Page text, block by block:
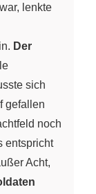
lenkte
Der
sich
gefallen
noch
entspricht
Acht,